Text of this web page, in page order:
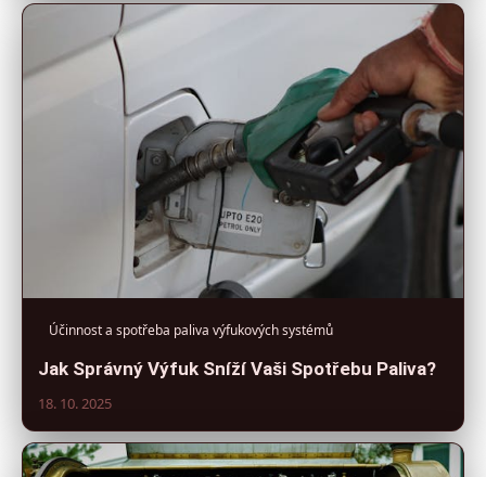
Účinnost a spotřeba paliva výfukových systémů
Jak Správný Výfuk Sníží Vaši Spotřebu Paliva?
18. 10. 2025